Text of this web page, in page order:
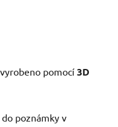
pomocí 3D
poznámky v